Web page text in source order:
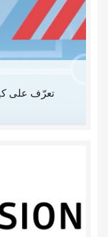
تعرّف على